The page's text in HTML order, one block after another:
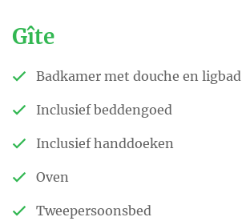
tijdens je verblijf, en
samen naar een
over de goede
Derk
Gîte
Badkamer met douche en ligbad
Inclusief beddengoed
Inclusief handdoeken
Oven
Tweepersoonsbed